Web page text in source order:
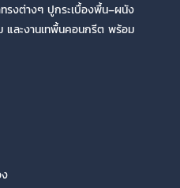
รงต่างๆ ปูกระเบื้องพื้น–ผนัง
และงานเทพื้นคอนกรีต พร้อม